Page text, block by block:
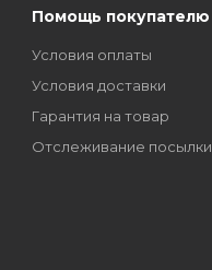
Помощь покупателю
Условия оплаты
Условия доставки
Гарантия на товар
Отслеживание посылки